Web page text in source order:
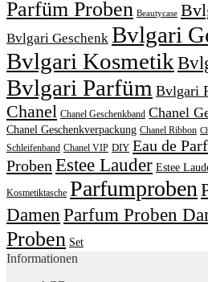
Parfüm Proben Beautycase
Bvlgari Geschenk Bvlgari
Bvlgari Kosmetik
Bvlgari Parfüm Bvlgari
Chanel Chanel Geschenkband Chanel
Chanel Geschenkverpackung Chanel Ribbon
Schleifenband Chanel VIP DIY Eau de
Proben Estee Lauder Estee
Kosmetiktasche Parfumproben
Damen Parfum Proben
Proben Set
Informationen